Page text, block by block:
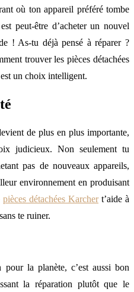
où ton appareil préféré tombe
peut-être d’acheter un nouvel
! As-tu déjà pensé à réparer ?
trouver les pièces détachées
un choix intelligent.
de plus en plus importante,
judicieux. Non seulement tu
pas de nouveaux appareils,
environnement en produisant
pièces détachées Karchert’aide à
te ruiner.
pour la planète, c’est aussi bon
la réparation plutôt que le